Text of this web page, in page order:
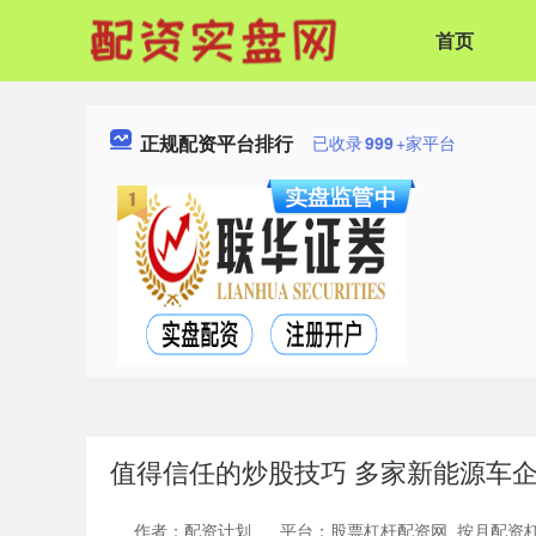
首页
正规配资平台排行 已收录999+家平台
值得信任的炒股技巧 多家新能源车
作者：配资计划 平台：股票杠杆配资网_按月配资